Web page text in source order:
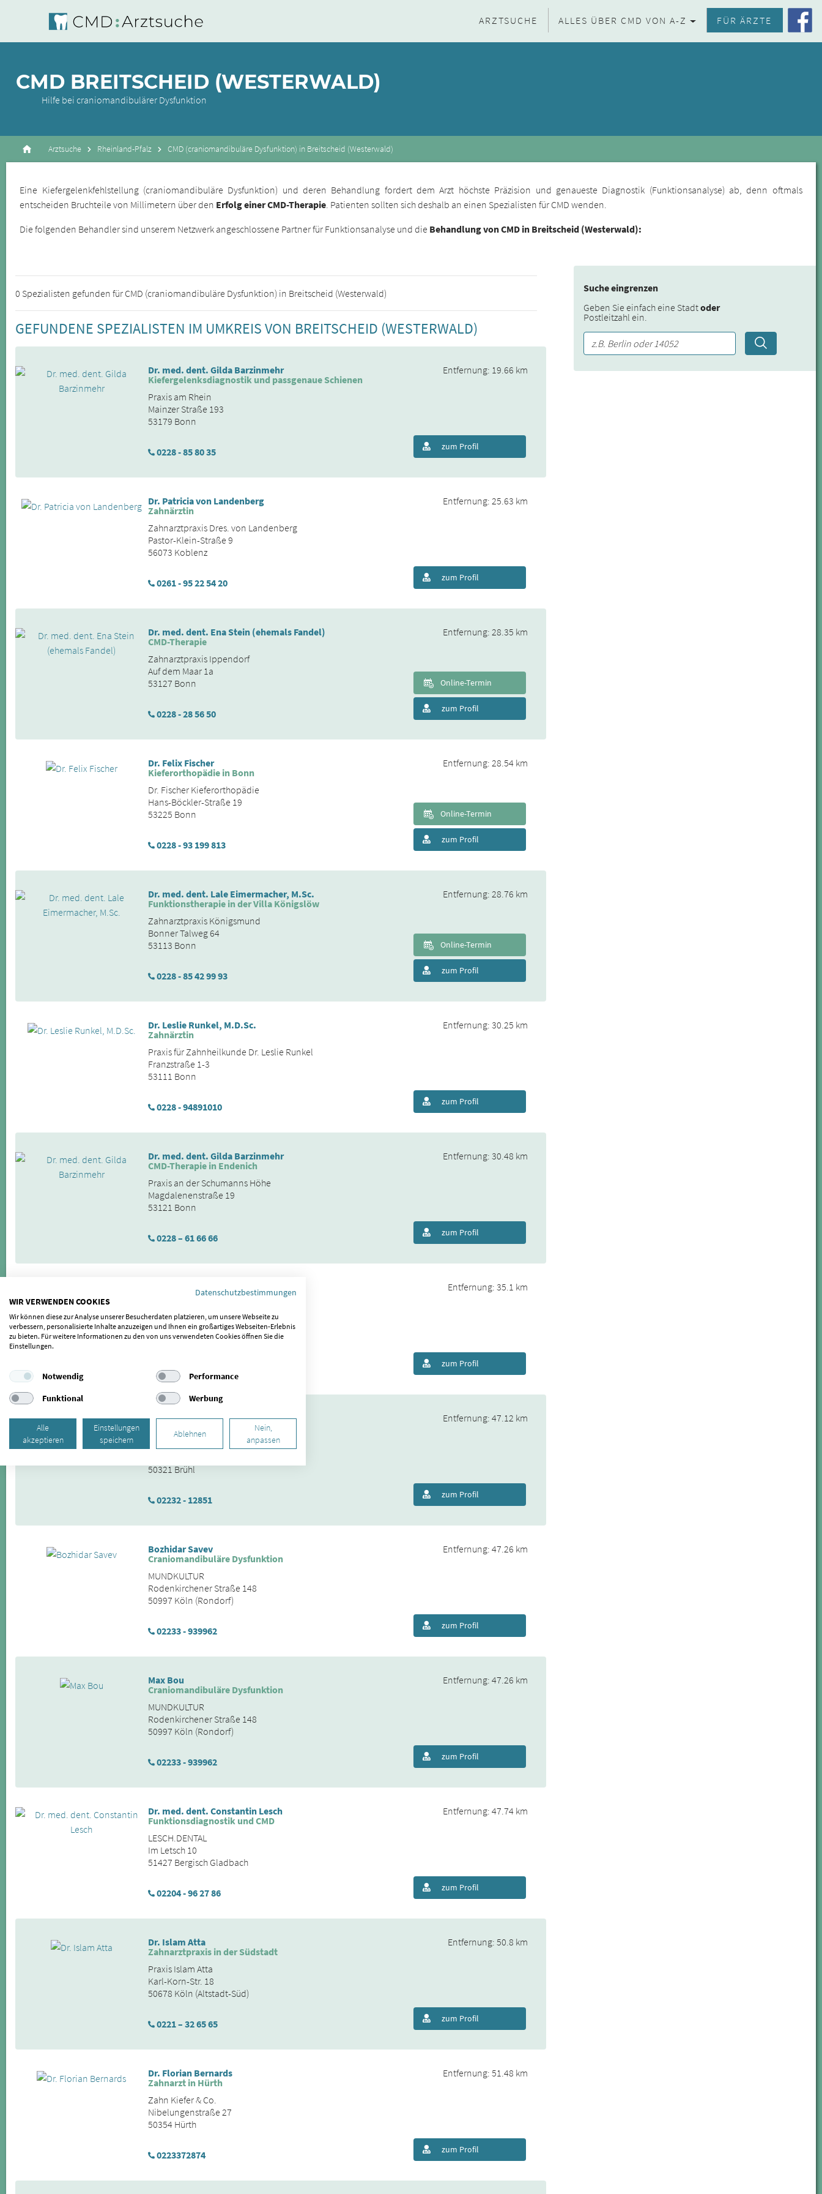
ARZTSUCHE ALLES ÜBER CMD VON A-Z FÜR ÄRZTE
CMD BREITSCHEID (WESTERWALD)
Hilfe bei craniomandibulärer Dysfunktion
Arztsuche Rheinland-Pfalz CMD (craniomandibuläre Dysfunktion) in Breitscheid (Westerwald)
Eine Kiefergelenkfehlstellung (craniomandibuläre Dysfunktion) und deren Behandlung fordert dem Arzt höchste Präzision und genaueste Diagnostik (Funktionsanalyse) ab, denn oftmals
entscheiden Bruchteile von Millimetern über den Erfolg einer CMD-Therapie . Patienten sollten sich deshalb an einen Spezialisten für CMD wenden.
Die folgenden Behandler sind unserem Netzwerk angeschlossene Partner für Funktionsanalyse und die Behandlung von CMD in Breitscheid (Westerwald):
Suche eingrenzen
Geben Sie einfach eine Stadtoder
Postleitzahl ein.
0 Spezialisten gefunden für CMD (craniomandibuläre Dysfunktion) in Breitscheid (Westerwald)
GEFUNDENE SPEZIALISTEN IM UMKREIS VON BREITSCHEID (WESTERWALD)
Dr. med. dent. Gilda Barzinmehr
Kiefergelenksdiagnostik und passgenaue Schienen
Praxis am Rhein
Mainzer Straße 193
53179 Bonn
0228 - 85 80 35
Entfernung: 19.66 km
zum Profil
Dr. Patricia von Landenberg
Zahnärztin
Zahnarztpraxis Dres. von Landenberg
Pastor-Klein-Straße 9
56073 Koblenz
0261 - 95 22 54 20
Entfernung: 25.63 km
zum Profil
Dr. med. dent. Ena Stein (ehemals Fandel)
CMD-Therapie
Zahnarztpraxis Ippendorf
Auf dem Maar 1a
53127 Bonn
0228 - 28 56 50
Entfernung: 28.35 km
zum Profil
Online-Termin
Dr. Felix Fischer
Kieferorthopädie in Bonn
Dr. Fischer Kieferorthopädie
Hans-Böckler-Straße 19
53225 Bonn
0228 - 93 199 813
Entfernung: 28.54 km
zum Profil
Online-Termin
Dr. med. dent. Lale Eimermacher, M.Sc.
Funktionstherapie in der Villa Königslöw
Zahnarztpraxis Königsmund
Bonner Talweg 64
53113 Bonn
0228 - 85 42 99 93
Entfernung: 28.76 km
zum Profil
Online-Termin
Dr. Leslie Runkel, M.D.Sc.
Zahnärztin
Praxis für Zahnheilkunde Dr. Leslie Runkel
Franzstraße 1-3
53111 Bonn
0228 - 94891010
Entfernung: 30.25 km
zum Profil
Dr. med. dent. Gilda Barzinmehr
CMD-Therapie in Endenich
Praxis an der Schumanns Höhe
Magdalenenstraße 19
53121 Bonn
0228 – 61 66 66
Entfernung: 30.48 km
zum Profil
Dr. med. dent. Panagiota Khan
Zahnarztpraxis am Lohmarkt
Lohmarkt 1
53359 Rheinbach
02226 - 16 222
Entfernung: 35.1 km
zum Profil
Veit Friedel
CMD-Therapie
50321 Brühl
02232 - 12851
Entfernung: 47.12 km
zum Profil
Bozhidar Savev
Craniomandibuläre Dysfunktion
MUNDKULTUR
Rodenkirchener Straße 148
50997 Köln (Rondorf)
02233 - 939962
Entfernung: 47.26 km
zum Profil
Max Bou
Craniomandibuläre Dysfunktion
MUNDKULTUR
Rodenkirchener Straße 148
50997 Köln (Rondorf)
02233 - 939962
Entfernung: 47.26 km
zum Profil
Dr. med. dent. Constantin Lesch
Funktionsdiagnostik und CMD
LESCH.DENTAL
Im Letsch 10
51427 Bergisch Gladbach
02204 - 96 27 86
Entfernung: 47.74 km
zum Profil
Dr. Islam Atta
Zahnarztpraxis in der Südstadt
Praxis Islam Atta
Karl-Korn-Str. 18
50678 Köln (Altstadt-Süd)
0221 – 32 65 65
Entfernung: 50.8 km
zum Profil
Dr. Florian Bernards
Zahnarzt in Hürth
Zahn Kiefer & Co.
Nibelungenstraße 27
50354 Hürth
0223372874
Entfernung: 51.48 km
zum Profil
Datenschutzbestimmungen
WIR VERWENDEN COOKIES
Wir können diese zur Analyse unserer Besucherdaten platzieren, um unsere Webseite zu
verbessern, personalisierte Inhalte anzuzeigen und Ihnen ein großartiges Webseiten-Erlebnis
zu bieten. Für weitere Informationen zu den von uns verwendeten Cookies öffnen Sie die
Einstellungen.
Notwendig
Performance
Funktional
Werbung
Alle
akzeptieren
Einstellungen
speichern
Ablehnen
Nein,
anpassen